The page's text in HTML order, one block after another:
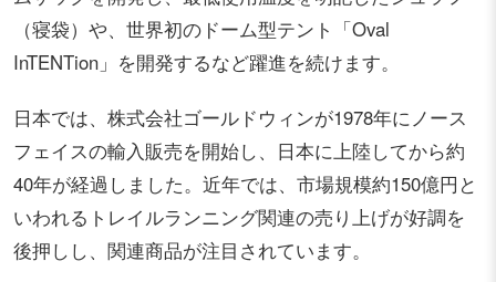
（寝袋）や、世界初のドーム型テント「Oval
InTENTion」を開発するなど躍進を続けます。
日本では、株式会社ゴールドウィンが1978年にノース
フェイスの輸入販売を開始し、日本に上陸してから約
40年が経過しました。近年では、市場規模約150億円と
いわれるトレイルランニング関連の売り上げが好調を
後押しし、関連商品が注目されています。